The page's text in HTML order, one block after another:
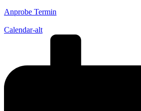
Anprobe Termin
Calendar-alt